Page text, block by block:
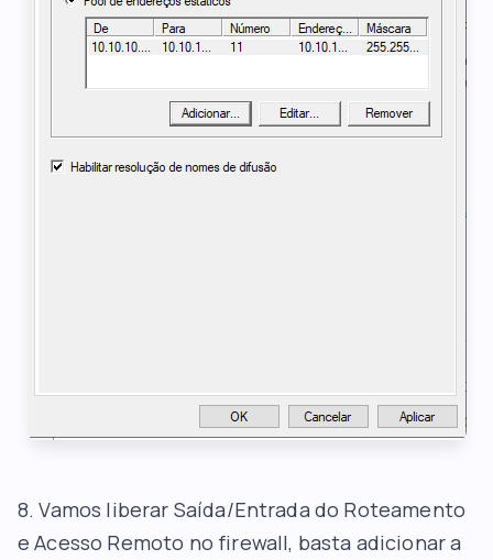
8. Vamos liberar Saída/Entrada do Roteamento
e Acesso Remoto no firewall, basta adicionar a